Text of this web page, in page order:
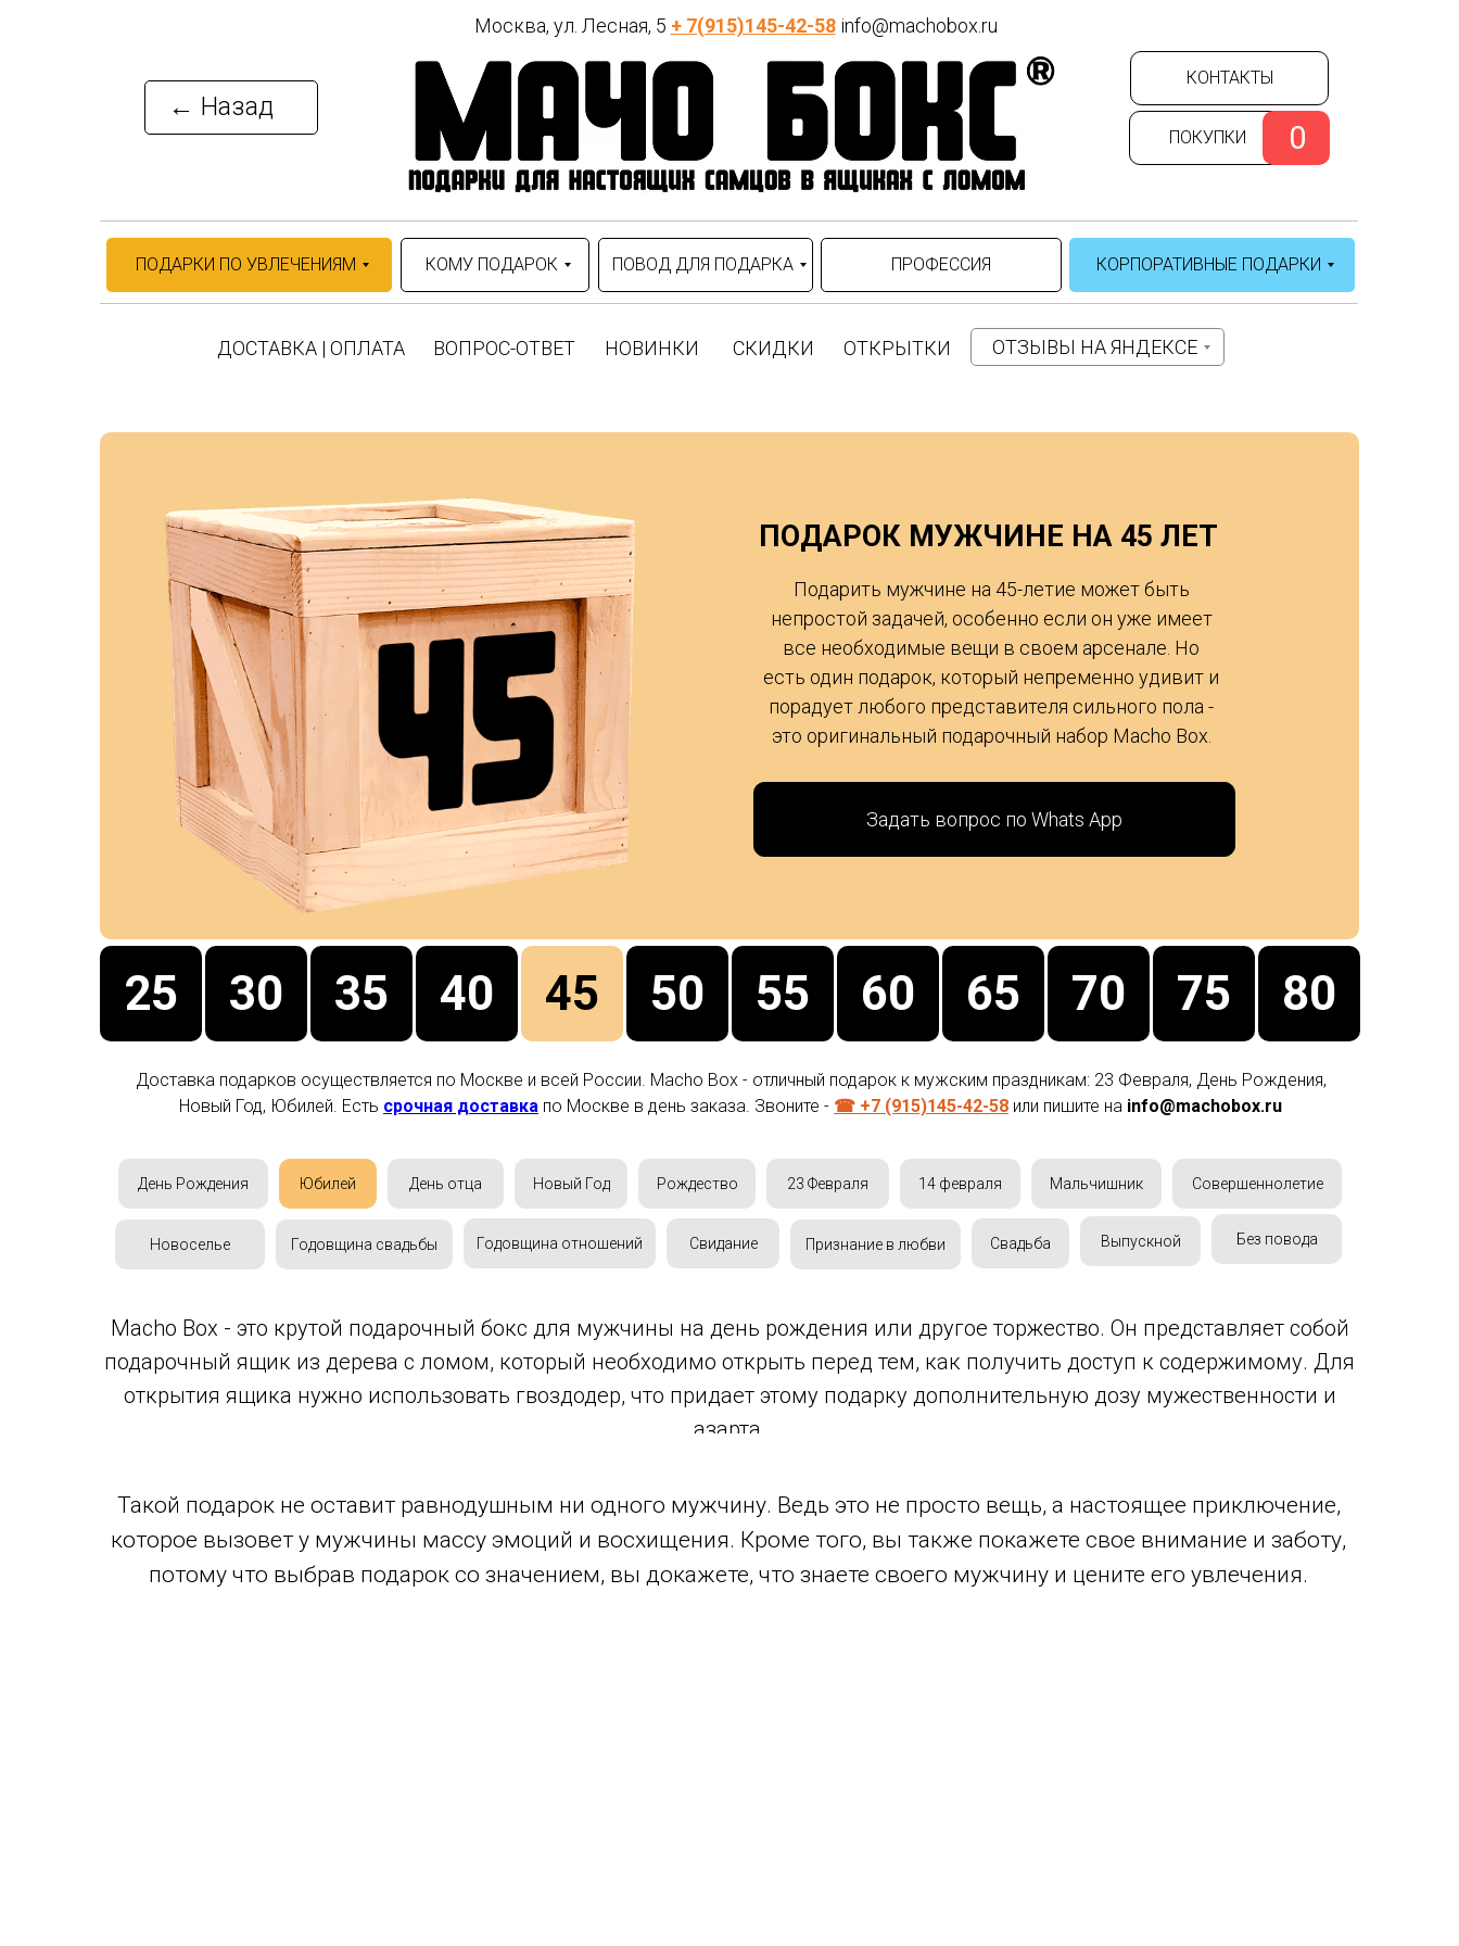
КОНТАКТЫ
ПОКУПКИ 0
Москва, ул. Лесная, 5 + 7(915)145-42-58info@machobox.ru
ПОДАРКИ ПО УВЛЕЧЕНИЯМ
ДОСТАВКА | ОПЛАТА ВОПРОС-ОТВЕТ НОВИНКИ СКИДКИ
КОРПОРАТИВНЫЕ ПОДАРКИ
ОТКРЫТКИ
КОМУ ПОДАРОК ПОВОД ДЛЯ ПОДАРКА ПРОФЕССИЯ
ОТЗЫВЫ НА ЯНДЕКСЕ
← Назад
Подарить мужчине на 45-летие может быть
непростой задачей, особенно если он уже имеет
все необходимые вещи в своем арсенале. Но
есть один подарок, который непременно удивит и
порадует любого представителя сильного пола -
это оригинальный подарочный набор Macho Box.
ПОДАРОК МУЖЧИНЕ НА 45 ЛЕТ
Доставка подарков осуществляется по Москве и всей России. Macho Box - отличный подарок к мужским праздникам: 23 Февраля, День Рождения,
Новый Год, Юбилей. Есть срочная доставка по Москве в день заказа. Звоните - ☎ +7 (915)145-42-58 или пишите на info@machobox.ru
Задать вопрос по Whats App
25 40
30 35 55
45 50 60 75
65 70 80
День Рождения 23 Февраля
Юбилей 14 февраля
День отца Мальчишник
Новый Год Рождество Совершеннолетие
Новоселье Свадьба
Годовщина свадьбы Выпускной
Годовщина отношений Без повода
Свидание Признание в любви
Macho Box - это крутой подарочный бокс для мужчины на день рождения или другое торжество. Он представляет собой
подарочный ящик из дерева с ломом, который необходимо открыть перед тем, как получить доступ к содержимому. Для
открытия ящика нужно использовать гвоздодер, что придает этому подарку дополнительную дозу мужественности и
азарта.
Такой подарок не оставит равнодушным ни одного мужчину. Ведь это не просто вещь, а настоящее приключение,
которое вызовет у мужчины массу эмоций и восхищения. Кроме того, вы также покажете свое внимание и заботу,
потому что выбрав подарок со значением, вы докажете, что знаете своего мужчину и цените его увлечения.